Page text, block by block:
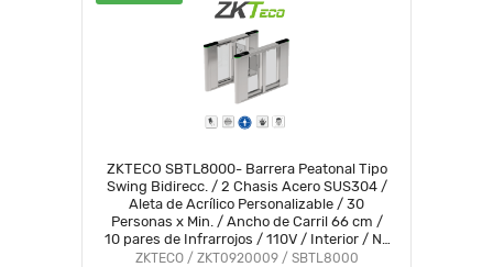
ZKTECO SBTL8000- Barrera Peatonal Tipo
Swing Bidirecc. / 2 Chasis Acero SUS304 /
Aleta de Acrílico Personalizable / 30
Personas x Min. / Ancho de Carril 66 cm /
10 pares de Infrarrojos / 110V / Interior / No
cuenta con Lectores y Panel
ZKTECO / ZKT0920009 / SBTL8000